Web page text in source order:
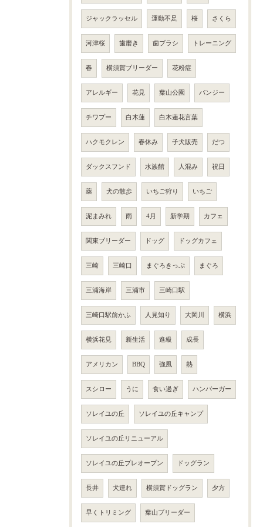
ジャックラッセル 運動不足 桜 さくら
河津桜 歯磨き 歯ブラシ トレーニング
春 横須賀ブリーダー 花粉症
アレルギー 花見 葉山公園 パンジー
チワプー 白木蓮 白木蓮花言葉
ハクモクレン 春休み 子犬販売 だつ
ダックスフンド 水族館 人混み 祝日
薬 犬の散歩 いちご狩り いちご
泥まみれ 雨 4月 新学期 カフェ
関東ブリーダー ドッグ ドッグカフェ
三崎 三崎口 まぐろきっぷ まぐろ
三浦海岸 三浦市 三崎口駅
三崎口駅前かふ 人見知り 大岡川 横浜
横浜花見 新生活 進級 成長
アメリカン BBQ 強風 熱
スシロー うに 食い過ぎ ハンバーガー
ソレイユの丘 ソレイユの丘キャンプ
ソレイユの丘リニューアル
ソレイユの丘プレオープン ドッグラン
長井 犬連れ 横須賀ドッグラン 夕方
早くトリミング 葉山ブリーダー